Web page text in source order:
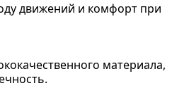
движений и комфорт при
материала,